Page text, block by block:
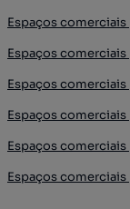
Espaços comerciais
Espaços comerciais
Espaços
Espaços
Espaços comerciais
Espaços comerciais